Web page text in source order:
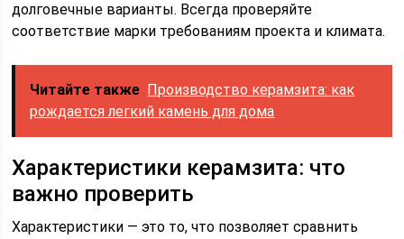
долговечные варианты. Всегда проверяйте
соответствие марки требованиям проекта и климата.
Читайте также Производство керамзита: как
рождается легкий камень для дома
Характеристики керамзита: что
важно проверить
Характеристики — это то, что позволяет сравнить